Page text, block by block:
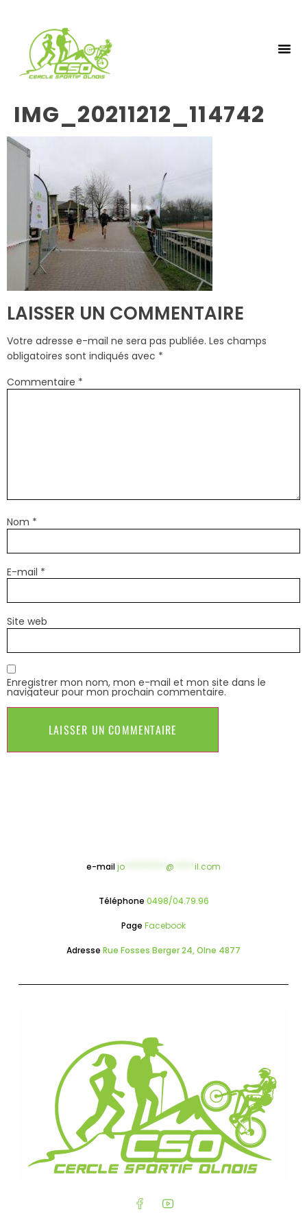
IMG_20211212_114742
LAISSER UN COMMENTAIRE
Votre adresse e-mail ne sera pas publiée. Les champs
obligatoires sont indiqués avec *
Commentaire *
Nom *
E-mail *
Site web
Enregistrer mon nom, mon e-mail et mon site dans le
navigateur pour mon prochain commentaire.
e-mailjo @ il.com
Téléphone 0498/04.79.96
Page Facebook
Adresse Rue Fosses Berger 24, Olne 4877